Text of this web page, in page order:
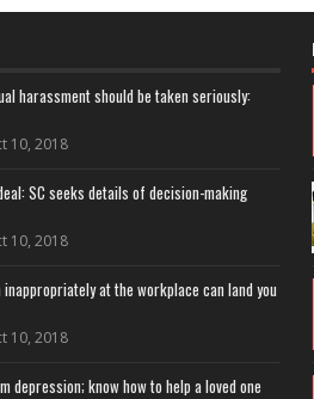
harassment should be taken seriously:
10, 2018
SC seeks details of decision-making
10, 2018
inappropriately at the workplace can land you
10, 2018
depression; know how to help a loved one